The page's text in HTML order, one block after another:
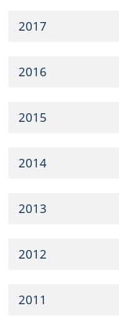
2017
2016
2015
2014
2013
2012
2011